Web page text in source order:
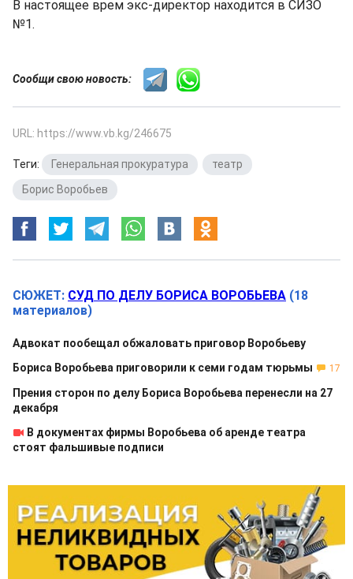
В настоящее врем экс-директор находится в СИЗО
№1.
Сообщи свою новость:
URL: https://www.vb.kg/246675
Теги: Генеральная прокуратура театр
Борис Воробьев
СЮЖЕТ: СУД ПО ДЕЛУ БОРИСА ВОРОБЬЕВА (18
материалов)
Адвокат пообещал обжаловать приговор Воробьеву
Бориса Воробьева приговорили к семи годам тюрьмы
17
Прения сторон по делу Бориса Воробьева перенесли на 27
декабря
В документах фирмы Воробьева об аренде театра
стоят фальшивые подписи